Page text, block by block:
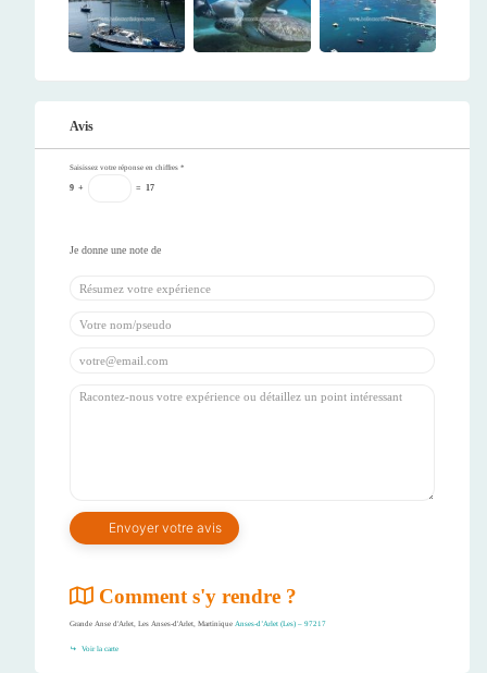
Avis
Saisissez votre réponse en chiffres *
9 + = 17
Comment s'y rendre ?
Grande Anse d'Arlet, Les Anses-d'Arlet, Martinique Anses-d’Arlet (Les) – 97217
Voir la carte